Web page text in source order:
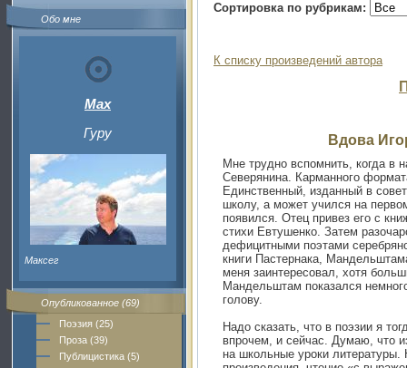
Обо мне
Max
Гуру
Максег
Опубликованное (69)
Поэзия (25)
Проза (39)
Публицистика (5)
Сортировка по рубрикам:
К списку произведений автора
Вдова
Мне трудно вспомнить, когда в
Северянина. Карманного
Единственный, изданный в
школу, a может учился на
появился. Отец привез его с
стихи Евтушенко. Затем
дефицитными поэтами
книги Пастернака,
меня заинтересовал, хотя
Мандельштам показался
голову.
Надо сказать, что в поэзии я
впрочем, и сейчас. Думаю, что
на школьные уроки